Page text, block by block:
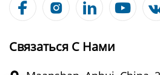
   
Связаться С Нами